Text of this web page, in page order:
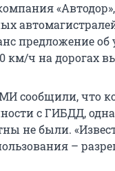
предложение
км/ч на дорогах
сообщили, что
с ГИБДД,
не были.
–